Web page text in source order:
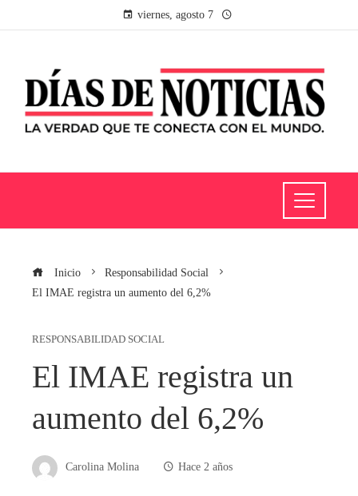
viernes, agosto 7
Inicio
Responsabilidad Social
El IMAE registra un aumento del 6,2%
RESPONSABILIDAD SOCIAL
El IMAE registra un
aumento del 6,2%
Carolina Molina Hace 2 años